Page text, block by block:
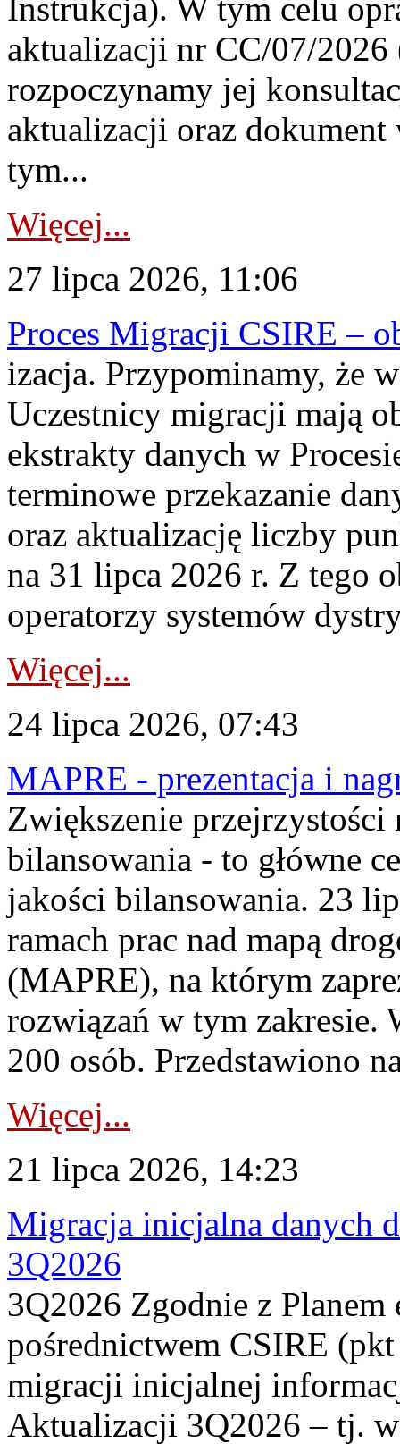
Instrukcja). W tym celu
aktualizacji nr CC/07/
rozpoczynamy jej
aktualizacji oraz
tym...
Więcej...
27 lipca 2026, 11:06
Proces Migracji CSIRE –
izacja. Przypominamy, że
Uczestnicy migracji mają
ekstrakty danych w
terminowe przekazanie
oraz aktualizację liczby
na 31 lipca 2026 r. Z tego
operatorzy systemów
Więcej...
24 lipca 2026, 07:43
MAPRE - prezentacja i
Zwiększenie
bilansowania - to główne
jakości bilansowania. 23
ramach prac nad mapą
(MAPRE), na którym
rozwiązań w tym zakresie.
200 osób. Przedstawiono
Więcej...
21 lipca 2026, 14:23
Migracja inicjalna danych
3Q2026
3Q2026 Zgodnie z
pośrednictwem CSIRE
migracji inicjalnej
Aktualizacji 3Q2026 – tj.